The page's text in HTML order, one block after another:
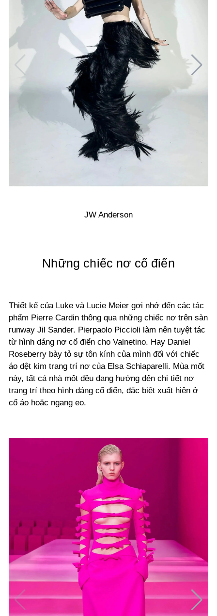
JW Anderson
Những chiếc nơ cổ điển
Thiết kế của Luke và Lucie Meier gợi nhớ đến các tác
phẩm Pierre Cardin thông qua những chiếc nơ trên sàn
runway Jil Sander. Pierpaolo Piccioli làm nên tuyệt tác
từ hình dáng nơ cổ điển cho Valnetino. Hay Daniel
Roseberry bày tỏ sự tôn kính của mình đối với chiếc
áo dệt kim trang trí nơ của Elsa Schiaparelli. Mùa mốt
này, tất cả nhà mốt đều đang hướng đến chi tiết nơ
trang trí theo hình dáng cổ điển, đặc biệt xuất hiện ở
cổ áo hoặc ngang eo.